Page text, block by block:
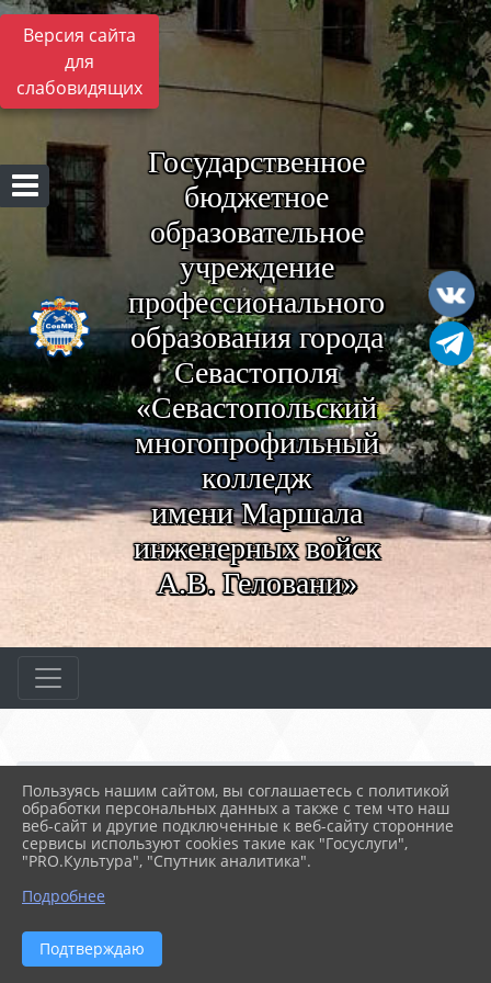
Версия сайта
для
слабовидящих
Государственное
бюджетное
образовательное
учреждение
профессионального
образования города
Севастополя
«Севастопольский
многопрофильный
колледж
имени Маршала
инженерных войск
А.В. Геловани»
Главная МЕРОПРИЯТИЯ
Новости
Торжественная линейка
12.01.2026 08:48
Пользуясь нашим сайтом, вы соглашаетесь с политикой
обработки персональных данных а также с тем что наш
веб-сайт и другие подключенные к веб-сайту сторонние
сервисы используют cookies такие как "Госуслуги",
"PRO.Культура", "Спутник аналитика".
Подробнее
Подтверждаю